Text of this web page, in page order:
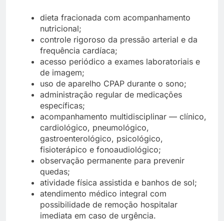
dieta fracionada com acompanhamento
nutricional;
controle rigoroso da pressão arterial e da
frequência cardíaca;
acesso periódico a exames laboratoriais e
de imagem;
uso de aparelho CPAP durante o sono;
administração regular de medicações
específicas;
acompanhamento multidisciplinar — clínico,
cardiológico, pneumológico,
gastroenterológico, psicológico,
fisioterápico e fonoaudiológico;
observação permanente para prevenir
quedas;
atividade física assistida e banhos de sol;
atendimento médico integral com
possibilidade de remoção hospitalar
imediata em caso de urgência.